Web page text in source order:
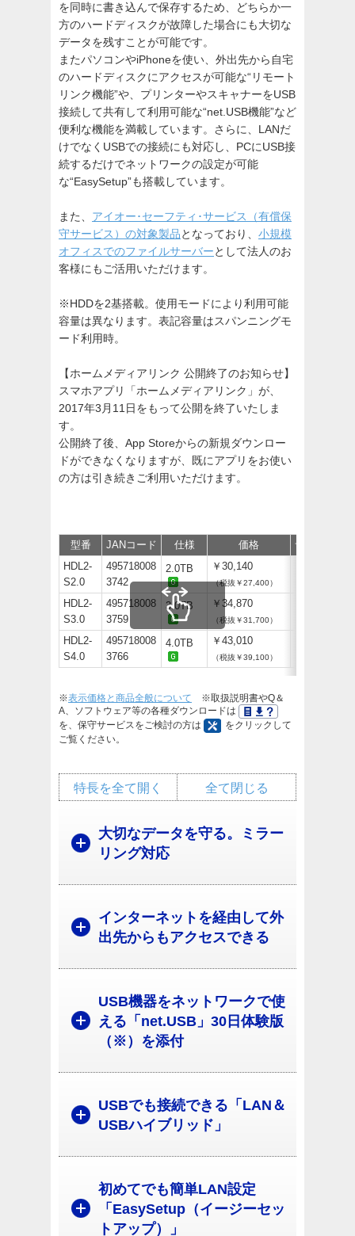
を同時に書き込んで保存するため、どちらか一
方のハードディスクが故障した場合にも大切な
データを残すことが可能です。
またパソコンやiPhoneを使い、外出先から自宅
のハードディスクにアクセスが可能な“リモート
リンク機能”や、プリンターやスキャナーをUSB
接続して共有して利用可能な“net.USB機能”など
便利な機能を満載しています。さらに、LANだ
けでなくUSBでの接続にも対応し、PCにUSB接
続するだけでネットワークの設定が可能
な“EasySetup”も搭載しています。
また、 アイオー･セーフティ･サービス（有償保
守サービス）の対象製品となっており、 小規模
オフィスでのファイルサーバーとして法人のお
客様にもご活用いただけます。
※HDDを2基搭載。使用モードにより利用可能
容量は異なります。表記容量はスパンニングモ
ード利用時。
【ホームメディアリンク 公開終了のお知らせ】
スマホアプリ「ホームメディアリンク」が、
2017年3月11日をもって公開を終了いたしま
す。
公開終了後、App Storeからの新規ダウンロー
ドができなくなりますが、既にアプリをお使い
の方は引き続きご利用いただけます。
型番 JANコード 仕様 価格
サポート/取
HDL2-
S2.0
495718008
3742
2.0TB ￥30,140
（税抜￥27,400）
HDL2-
S3.0
495718008
3759
3.0TB ￥34,870
（税抜￥31,700）
HDL2-
S4.0
495718008
3766
4.0TB ￥43,010
（税抜￥39,100）
※表示価格と商品全般について ※取扱説明書やQ＆
A、ソフトウェア等の各種ダウンロードは
を、保守サービスをご検討の方は
をクリックして
ご覧ください。
全て閉じる
特長を全て開く
大切なデータを守る。ミラー
リング対応
インターネットを経由して外
出先からもアクセスできる
USB機器をネットワークで使
える「net.USB」30日体験版
（※）を添付
USBでも接続できる「LAN＆
USBハイブリッド」
初めてでも簡単LAN設定
「EasySetup（イージーセッ
トアップ）」